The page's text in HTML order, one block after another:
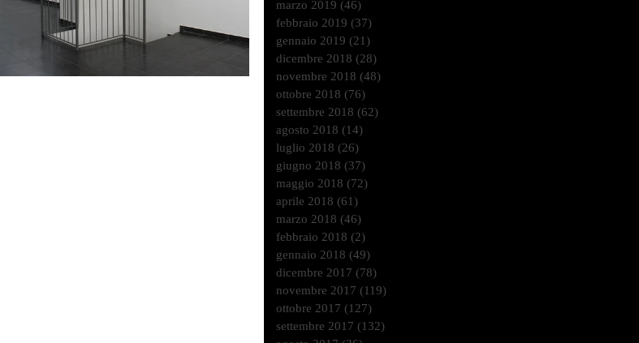
marzo 2019 (46)
febbraio 2019 (37)
gennaio 2019 (21)
dicembre 2018 (28)
novembre 2018 (48)
ottobre 2018 (76)
settembre 2018 (62)
agosto 2018 (14)
luglio 2018 (26)
giugno 2018 (37)
maggio 2018 (72)
aprile 2018 (61)
marzo 2018 (46)
febbraio 2018 (2)
gennaio 2018 (49)
dicembre 2017 (78)
novembre 2017 (119)
ottobre 2017 (127)
settembre 2017 (132)